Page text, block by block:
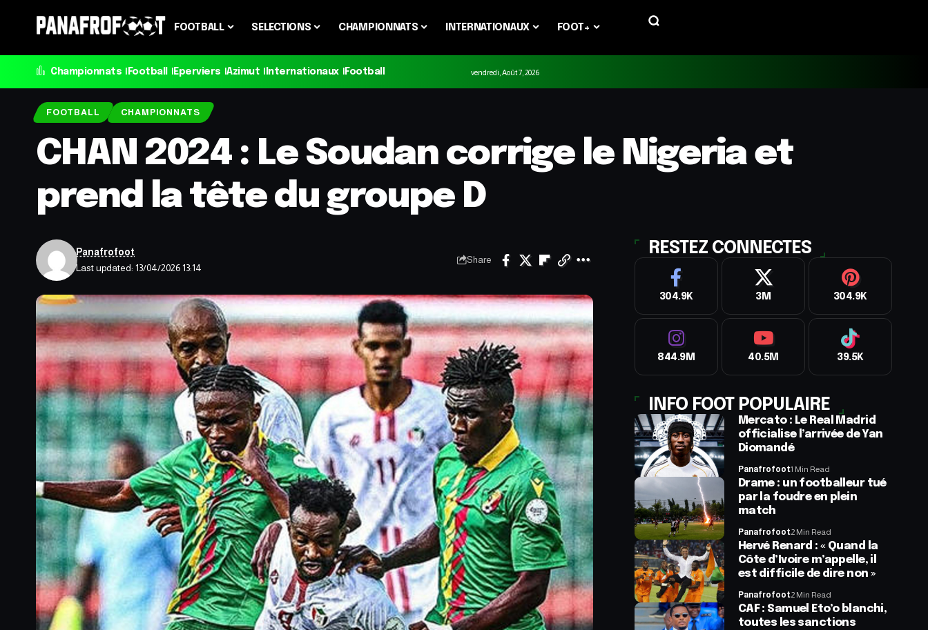
FOOTBALL SELECTIONS CHAMPIONNATS INTERNATIONAUX FOOT+
Championnats Football Eperviers Azimut Internationaux Football vendredi, Août 7, 2026
FOOTBALL CHAMPIONNATS
CHAN 2024 : Le Soudan corrige le Nigeria et
prend la tête du groupe D
Last updated: 13/04/2026 13:14
Panafrofoot
Share
RESTEZ CONNECTES
304.9K 3M 304.9K
844.9M 40.5M 39.5K
INFO FOOT POPULAIRE
Mercato : Le Real Madrid
officialise l’arrivée de Yan
Diomandé
Panafrofoot1 Min Read
Drame : un footballeur tué
par la foudre en plein
match
Panafrofoot2 Min Read
Hervé Renard : « Quand la
Côte d’Ivoire m’appelle, il
est difficile de dire non »
Panafrofoot2 Min Read
CAF : Samuel Eto’o blanchi,
toutes les sanctions